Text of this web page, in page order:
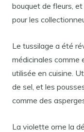
bouquet de fleurs,
pour les
Le tussilage a été
médicinales
utilisée en cuisine.
de sel, et les
comme des
La violette orne la